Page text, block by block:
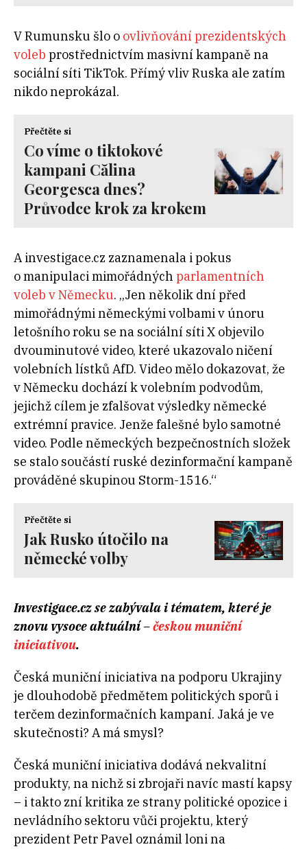
V Rumunsku šlo o ovlivňování prezidentských
voleb prostřednictvím masivní kampaně na
sociální síti TikTok. Přímý vliv Ruska ale zatím
nikdo neprokázal.
Přečtěte si
Co víme o tiktokové
kampani Călina
Georgesca dnes?
Průvodce krok za krokem
A investigace.cz zaznamenala i pokus
o manipulaci mimořádných parlamentních
voleb v Německu. „Jen několik dní před
mimořádnými německými volbami v únoru
letošního roku se na sociální síti X objevilo
dvouminutové video, které ukazovalo ničení
volebních lístků AfD. Video mělo dokazovat, že
v Německu dochází k volebním podvodům,
jejichž cílem je zfalšovat výsledky německé
extrémní pravice. Jenže falešné bylo samotné
video. Podle německých bezpečnostních složek
se stalo součástí ruské dezinformační kampaně
prováděné skupinou Storm-1516.“
Přečtěte si
Jak Rusko útočilo na
německé volby
Investigace.cz se zabývala i tématem, které je
znovu vysoce aktuální –českou muniční
iniciativou.
Česká muniční iniciativa na podporu Ukrajiny
je dlouhodobě předmětem politických sporů i
terčem dezinformačních kampaní. Jaká je ve
skutečnosti? A má smysl?
Česká muniční iniciativa dodává nekvalitní
produkty, na nichž si zbrojaři navíc mastí kapsy
– i takto zní kritika ze strany politické opozice i
nevládního sektoru vůči projektu, který
prezident Petr Pavel oznámil loni na